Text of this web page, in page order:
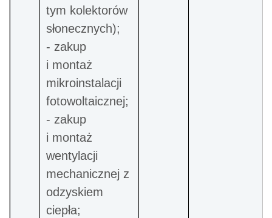
tym kolektorów
słonecznych);
- zakup
i montaż
mikroinstalacji
fotowoltaicznej;
- zakup
i montaż
wentylacji
mechanicznej z
odzyskiem
ciepła;